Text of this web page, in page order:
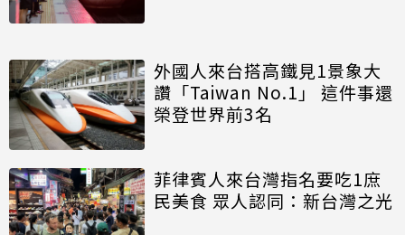
外國人來台搭高鐵見1景象大
讚「Taiwan No.1」 這件事還
榮登世界前3名
菲律賓人來台灣指名要吃1庶
民美食 眾人認同：新台灣之光